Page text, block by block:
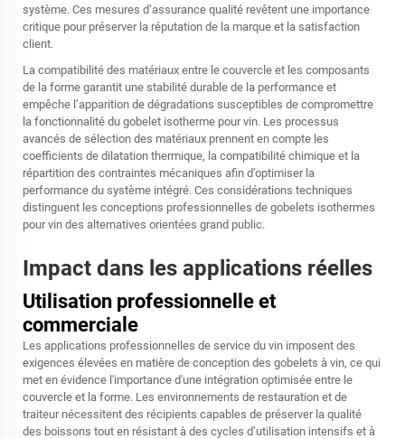
système. Ces mesures d’assurance qualité revêtent une importance
critique pour préserver la réputation de la marque et la satisfaction
client.
La compatibilité des matériaux entre le couvercle et les composants
de la forme garantit une stabilité durable de la performance et
empêche l’apparition de dégradations susceptibles de compromettre
la fonctionnalité du gobelet isotherme pour vin. Les processus
avancés de sélection des matériaux prennent en compte les
coefficients de dilatation thermique, la compatibilité chimique et la
répartition des contraintes mécaniques afin d’optimiser la
performance du système intégré. Ces considérations techniques
distinguent les conceptions professionnelles de gobelets isothermes
pour vin des alternatives orientées grand public.
Impact dans les applications réelles
Utilisation professionnelle et
commerciale
Les applications professionnelles de service du vin imposent des
exigences élevées en matière de conception des gobelets à vin, ce qui
met en évidence l'importance d'une intégration optimisée entre le
couvercle et la forme. Les environnements de restauration et de
traiteur nécessitent des récipients capables de préserver la qualité
des boissons tout en résistant à des cycles d’utilisation intensifs et à